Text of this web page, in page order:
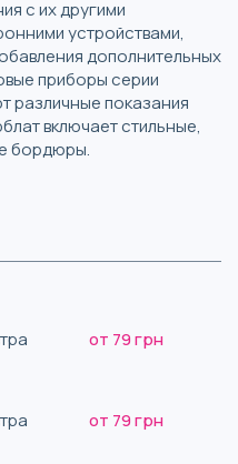
с их другими
устройствами,
дополнительных
приборы серии
различные показания
включает стильные,
бордюры.
от 79 грн
от 79 грн